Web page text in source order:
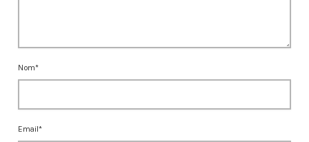
Nom*
Email*